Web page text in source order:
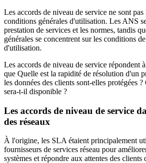
Les accords de niveau de service ne sont pas
conditions générales d'utilisation. Les ANS
prestation de services et les normes, tandis
générales se concentrent sur les conditions
d'utilisation.
Les accords de niveau de service répondent
que Quelle est la rapidité de résolution d'un
les données des clients sont-elles protégées
sera-t-il disponible ?
Les accords de niveau de service
des réseaux
À l'origine, les SLA étaient principalement
fournisseurs de services réseau pour
systèmes et répondre aux attentes des clients